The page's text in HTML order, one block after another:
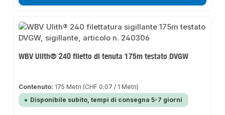
WBV Ulith® 240 filetto di tenuta 175m testato DVGW
Contenuto: 175 Metri (CHF 0.07 / 1 Metri)
Disponibile subito, tempi di consegna 5-7 giorni